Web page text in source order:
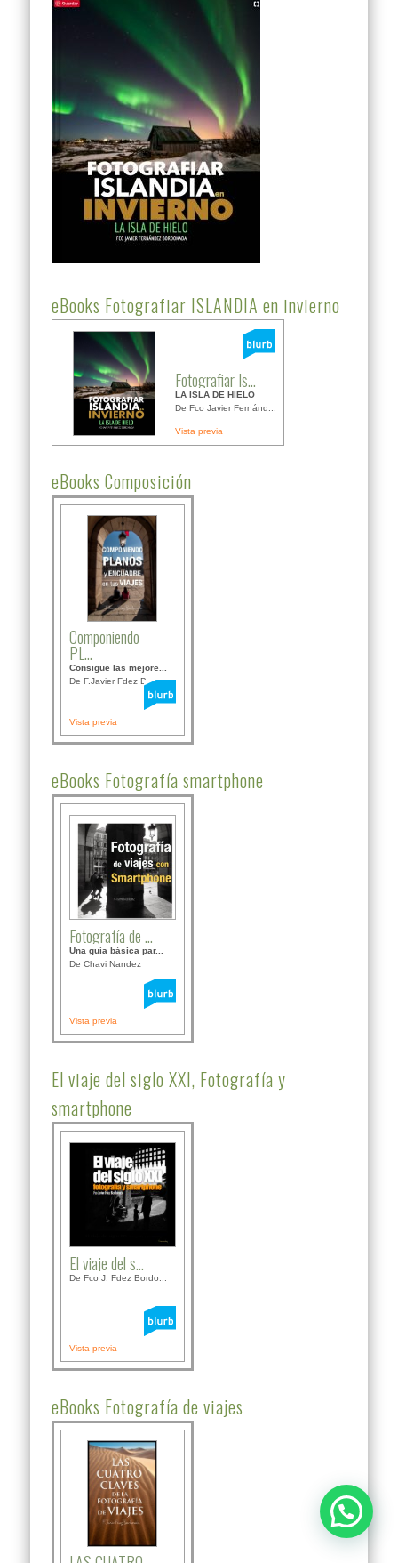
eBooks Fotografiar ISLANDIA en invierno
Fotografiar Is...
LA ISLA DE HIELO
De Fco Javier Fernánd...
Vista previa
eBooks Composición
Componiendo
PL...
Consigue las mejore...
De F.Javier Fdez Bor...
Vista previa
eBooks Fotografía smartphone
Fotografía de ...
Una guía básica par...
De Chavi Nandez
Vista previa
El viaje del siglo XXI, Fotografía y
smartphone
El viaje del s...
De Fco J. Fdez Bordo...
Vista previa
eBooks Fotografía de viajes